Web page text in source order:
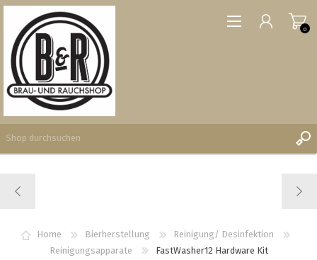
WUNSCHLISTE
0
Home Bierherstellung
Reinigung/ Desinfektion
Reinigungsapparate
FastWasher12 Hardware Kit